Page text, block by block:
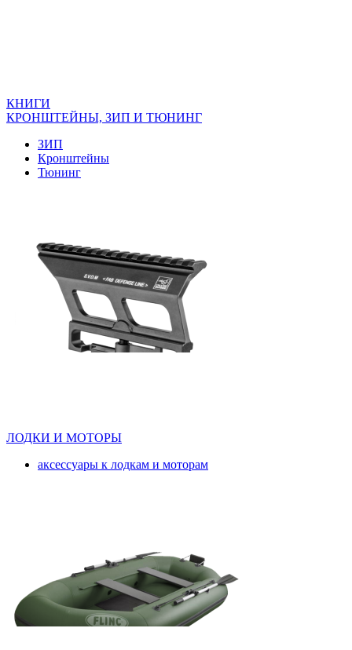
КНИГИ
КРОНШТЕЙНЫ, ЗИП И ТЮНИНГ
ЗИП
Кронштейны
Тюнинг
ЛОДКИ И МОТОРЫ
аксессуары к лодкам и моторам